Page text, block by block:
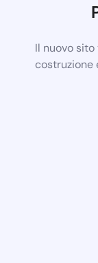
Il nuovo
costruzione